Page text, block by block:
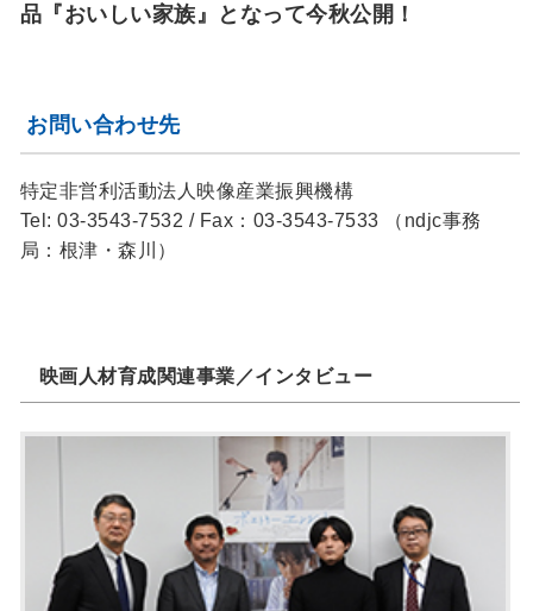
品『おいしい家族』となって今秋公開！
お問い合わせ先
特定非営利活動法人映像産業振興機構
Tel: 03-3543-7532 / Fax：03-3543-7533 （ndjc事務
局：根津・森川）
映画人材育成関連事業／インタビュー